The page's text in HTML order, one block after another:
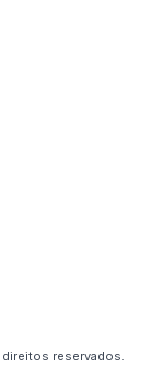
reservados.